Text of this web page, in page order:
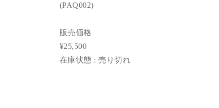
(PAQ002)
販売価格
¥25,500
在庫状態 : 売り切れ